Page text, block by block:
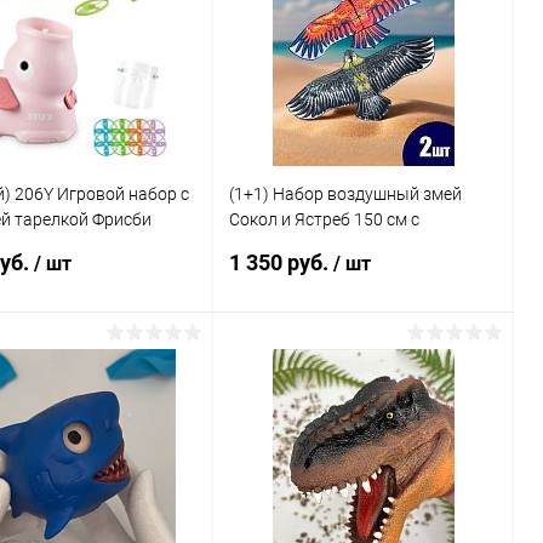
В избранное Недоступно
206Y Игровой набор с
тарелкой Фрисби
/ шт
Подписаться
в 1 клик Сравнение
Недоступно
(1+1) Набор воздушный змей
Сокол и Ястреб 150 см с
1 350 руб./ шт
В корзину
Купить в 1 клик Сравнение
В избранное В наличии